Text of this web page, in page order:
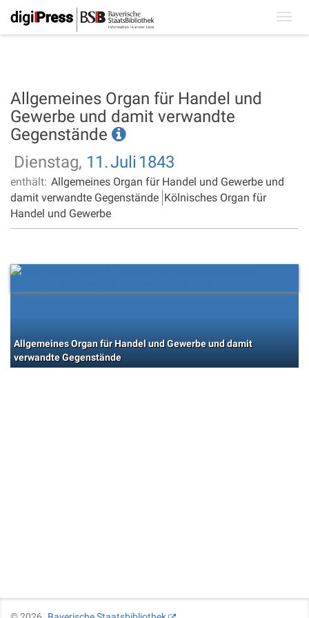
Allgemeines Organ für Handel und
Gewerbe und damit verwandte
Gegenstände
Dienstag, 11.Juli 1843
enthält: Allgemeines Organ für Handel und Gewerbe und
damit verwandte Gegenstände Kölnisches Organ für
Handel und Gewerbe
Allgemeines Organ für Handel und Gewerbe und damit
verwandte Gegenstände